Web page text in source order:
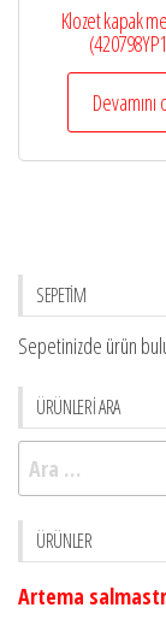
Klozet kapak
Devamını
SEPETİM
Sepetinizde ürün
ÜRÜNLERİ ARA
Arama:
ÜRÜNLER
Artema